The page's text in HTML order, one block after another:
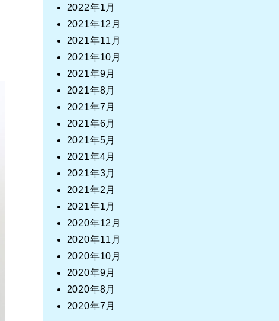
2022年1月
2021年12月
2021年11月
2021年10月
2021年9月
2021年8月
2021年7月
2021年6月
2021年5月
2021年4月
2021年3月
2021年2月
2021年1月
2020年12月
2020年11月
2020年10月
2020年9月
2020年8月
2020年7月